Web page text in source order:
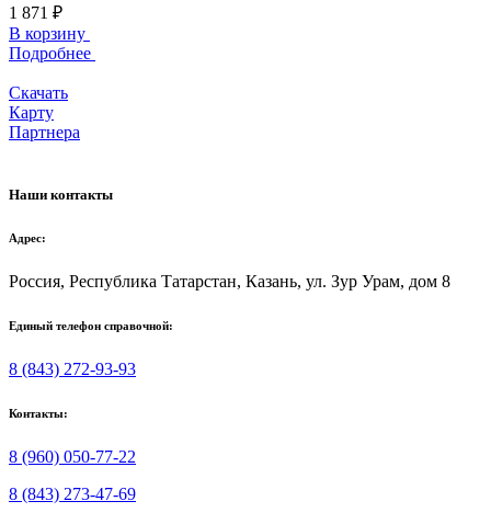
1 871 ₽
В корзину
Подробнее
Скачать
Карту
Партнера
Наши контакты
Адрес:
Россия, Республика Татарстан, Казань, ул. Зур Урам, дом 8
Единый телефон справочной:
8 (843) 272-93-93
Контакты:
8 (960) 050-77-22
8 (843) 273-47-69